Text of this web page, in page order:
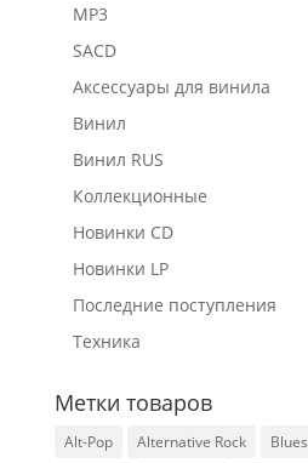
MP3
SACD
Аксессуары для винила
Винил
Винил RUS
Коллекционные
Новинки CD
Новинки LP
Последние поступления
Техника
Метки товаров
Alt-Pop Alternative Rock Blues